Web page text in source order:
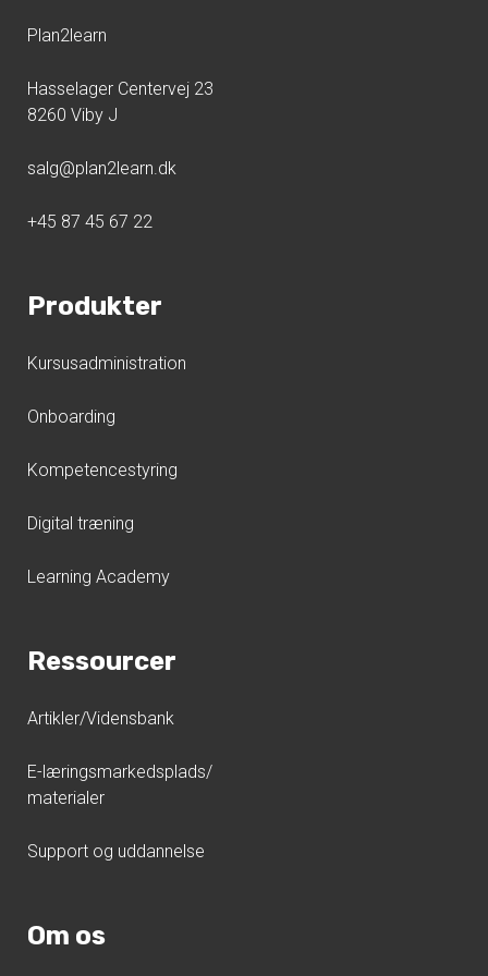
Plan2learn
Hasselager Centervej 23
8260 Viby J
salg@plan2learn.dk
+45 87 45 67 22
Produkter
Kursusadministration
Onboarding
Kompetencestyring
Digital træning
Learning Academy
Ressourcer
Artikler/Vidensbank
E-læringsmarkedsplads/
materialer
Support og uddannelse
Om os